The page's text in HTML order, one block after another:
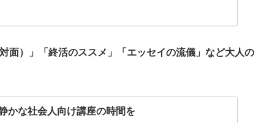
面）」「終活のススメ」「エッセイの流儀」など大人の
かな社会人向け講座の時間を